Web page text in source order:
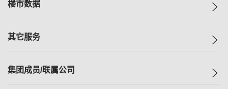
减价
美联豪宅
独家楼盘
租房
查询热线
按揭计算机
负担能力计算机
楼市数据
指数
历史成交
其它服务
小区专页
集团成员/联属公司